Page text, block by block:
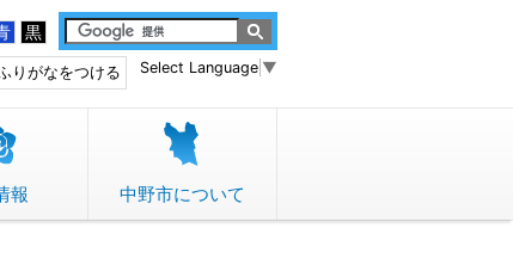
黒
Select Language ▼
りがなをつける
報 中野市について